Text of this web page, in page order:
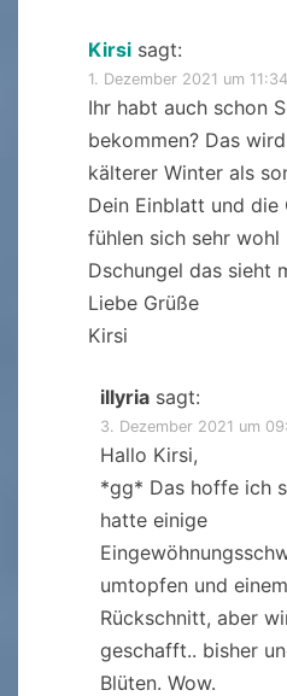
Kirsi sagt:
1. Dezember 2021 um
Ihr habt auch schon
bekommen? Das
kälterer Winter als
Dein Einblatt und die
fühlen sich sehr wohl
Dschungel das sieht
Liebe Grüße
Kirsi
illyria sagt:
3. Dezember 2021 um
Hallo Kirsi,
*gg* Das hoffe ich
hatte einige
umtopfen und
Rückschnitt, aber
geschafft.. bisher
Blüten. Wow.